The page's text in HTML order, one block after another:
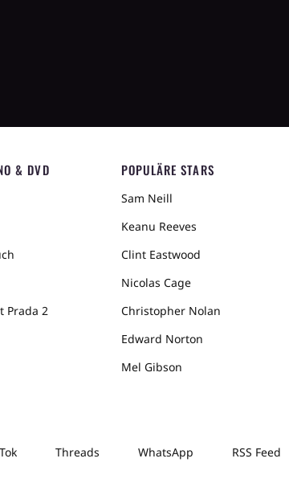
& DVD
Prada 2
POPULÄRE STARS
Sam Neill
Keanu Reeves
Clint Eastwood
Nicolas Cage
Christopher Nolan
Edward Norton
Mel Gibson
Threads WhatsApp RSS Feed